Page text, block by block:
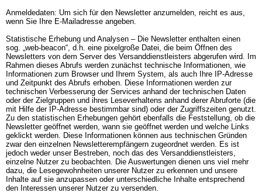
Anmeldedaten: Um sich für den Newsletter anzumelden, reicht es aus,
wenn Sie Ihre E-Mailadresse angeben.
Statistische Erhebung und Analysen – Die Newsletter enthalten einen
sog. „web-beacon“, d.h. eine pixelgroße Datei, die beim Öffnen des
Newsletters von dem Server des Versanddienstleisters abgerufen wird. Im
Rahmen dieses Abrufs werden zunächst technische Informationen, wie
Informationen zum Browser und Ihrem System, als auch Ihre IP-Adresse
und Zeitpunkt des Abrufs erhoben. Diese Informationen werden zur
technischen Verbesserung der Services anhand der technischen Daten
oder der Zielgruppen und ihres Leseverhaltens anhand derer Abruforte (die
mit Hilfe der IP-Adresse bestimmbar sind) oder der Zugriffszeiten genutzt.
Zu den statistischen Erhebungen gehört ebenfalls die Feststellung, ob die
Newsletter geöffnet werden, wann sie geöffnet werden und welche Links
geklickt werden. Diese Informationen können aus technischen Gründen
zwar den einzelnen Newsletterempfängern zugeordnet werden. Es ist
jedoch weder unser Bestreben, noch das des Versanddienstleisters,
einzelne Nutzer zu beobachten. Die Auswertungen dienen uns viel mehr
dazu, die Lesegewohnheiten unserer Nutzer zu erkennen und unsere
Inhalte auf sie anzupassen oder unterschiedliche Inhalte entsprechend
den Interessen unserer Nutzer zu versenden.